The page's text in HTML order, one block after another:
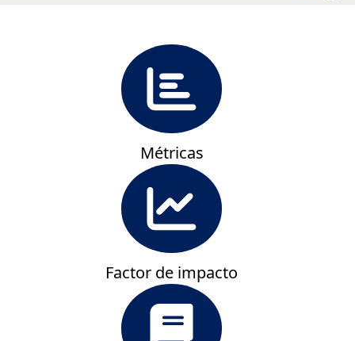
Métricas
Factor de impacto